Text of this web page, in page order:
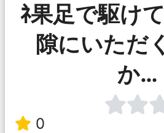
ﾈ果足で駆け
隙にいただ
か…
0